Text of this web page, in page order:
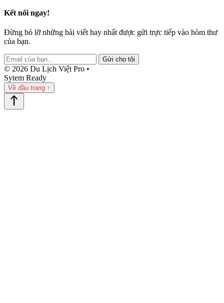
Kết nối ngay!
Đừng bỏ lỡ những bài viết hay nhất được gửi trực tiếp vào hòm thư
của bạn.
Gửi cho tôi
© 2026 Du Lịch Việt Pro •
Sytem Ready
Về đầu trang ↑
north